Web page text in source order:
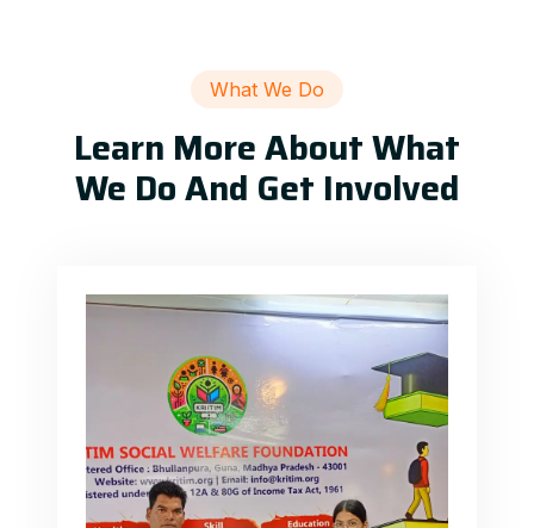
What We Do
Learn More About What
We Do And Get Involved